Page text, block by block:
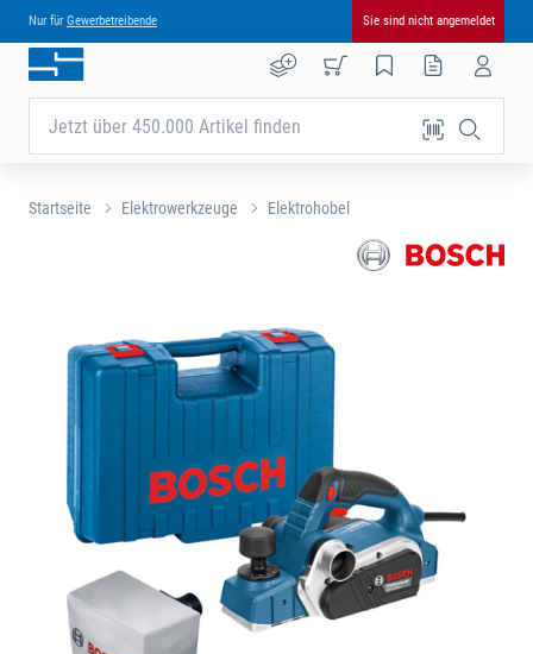
Nur für Gewerbetreibende Sie sind nicht angemeldet
Jetzt über 450.000 Artikel finden
Startseite Elektrowerkzeuge Elektrohobel